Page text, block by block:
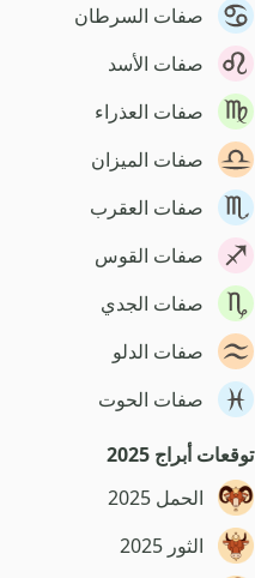
صفات السرطان
صفات الأسد
صفات العذراء
صفات الميزان
صفات العقرب
صفات القوس
صفات الجدي
صفات الدلو
صفات الحوت
توقعات أبراج 2025
الحمل 2025
الثور 2025